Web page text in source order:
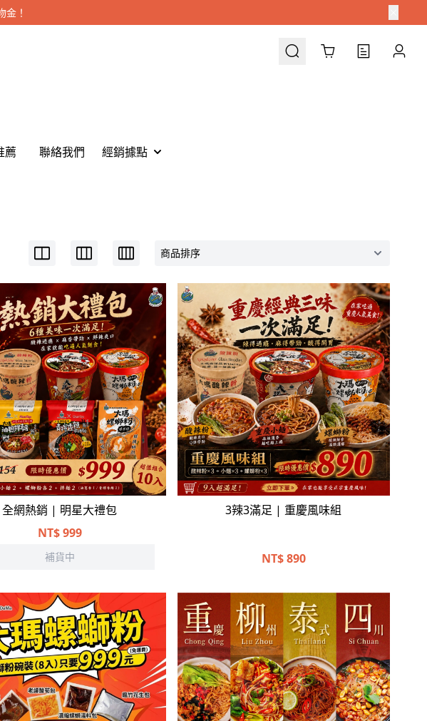
金！
Cart
薦 聯絡我們 經銷據點
全網熱銷 | 明星大禮包
NT$999
補貨中
立即選購
3辣3滿足 | 重慶風味組
NT$890